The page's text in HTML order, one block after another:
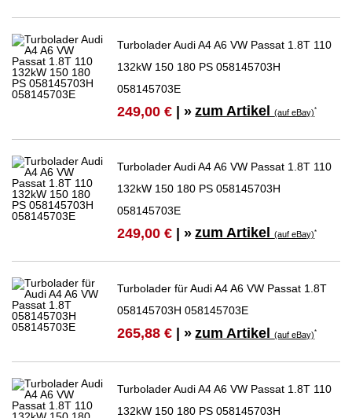
Turbolader Audi A4 A6 VW Passat 1.8T 110
132kW 150 180 PS 058145703H
058145703E
249,00 € | » zum Artikel(auf eBay)*
Turbolader Audi A4 A6 VW Passat 1.8T 110
132kW 150 180 PS 058145703H
058145703E
249,00 € | » zum Artikel(auf eBay)*
Turbolader für Audi A4 A6 VW Passat 1.8T
058145703H 058145703E
265,88 € | » zum Artikel(auf eBay)*
Turbolader Audi A4 A6 VW Passat 1.8T 110
132kW 150 180 PS 058145703H